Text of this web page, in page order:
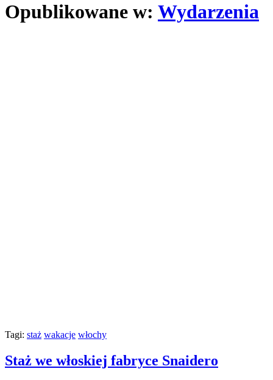
Opublikowane w: Wydarzenia
Tagi: staż wakacje włochy
Staż we włoskiej fabryce Snaidero